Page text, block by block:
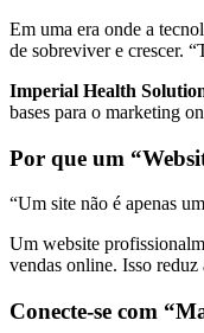
Em uma era onde a
de sobreviver e crescer.
Imperial Health
bases para o marketing
Por que um
“Um site não é apenas
Um website
vendas online. Isso reduz
Conecte-se com